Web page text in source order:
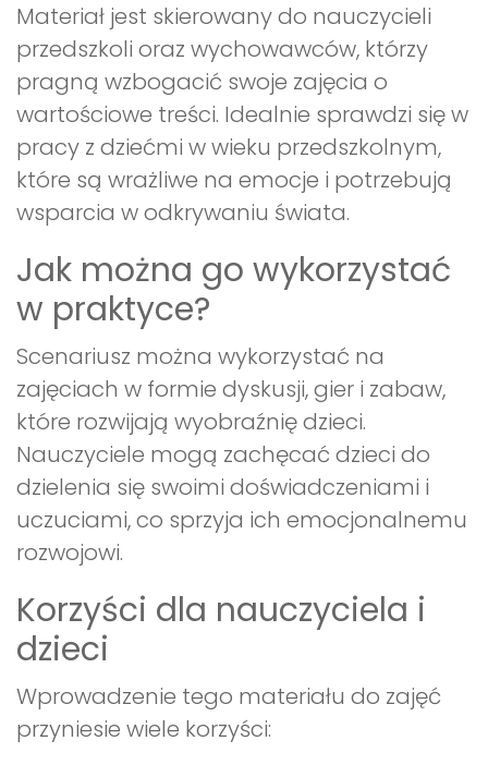
Materiał jest skierowany do nauczycieli
przedszkoli oraz wychowawców, którzy
pragną wzbogacić swoje zajęcia o
wartościowe treści. Idealnie sprawdzi się w
pracy z dziećmi w wieku przedszkolnym,
które są wrażliwe na emocje i potrzebują
wsparcia w odkrywaniu świata.
Jak można go wykorzystać
w praktyce?
Scenariusz można wykorzystać na
zajęciach w formie dyskusji, gier i zabaw,
które rozwijają wyobraźnię dzieci.
Nauczyciele mogą zachęcać dzieci do
dzielenia się swoimi doświadczeniami i
uczuciami, co sprzyja ich emocjonalnemu
rozwojowi.
Korzyści dla nauczyciela i
dzieci
Wprowadzenie tego materiału do zajęć
przyniesie wiele korzyści: